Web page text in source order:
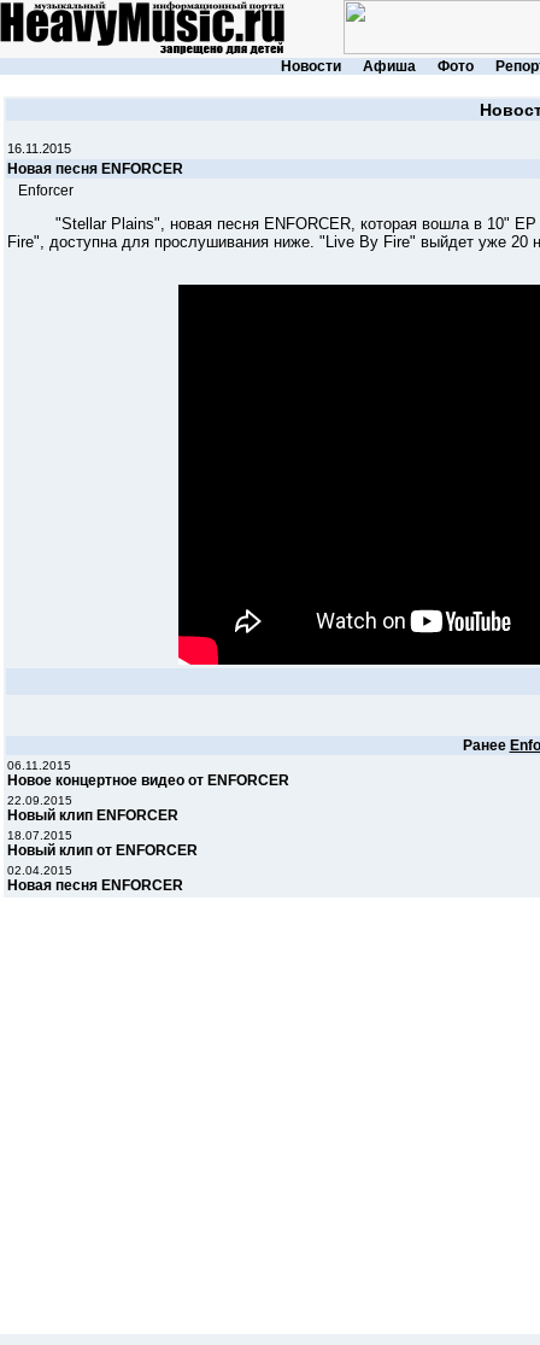
Новости Афиша Фото
16.11.2015
Новая песня ENFORCER
Enforcer
"Stellar Plains", новая песня ENFORCER, которая вошла в 10" EP
Fire", доступна для прослушивания ниже. "Live By Fire" выйдет уже 20
Ранее
06.11.2015
Новое концертное видео от ENFORCER
22.09.2015
Новый клип ENFORCER
18.07.2015
Новый клип от ENFORCER
02.04.2015
Новая песня ENFORCER